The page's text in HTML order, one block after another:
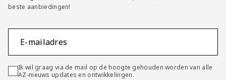
beste aanbiedingen!
E-mailadres
Ik wil graag via de mail op de hoogte gehouden worden van alle
AZ-nieuws updates en ontwikkelingen.